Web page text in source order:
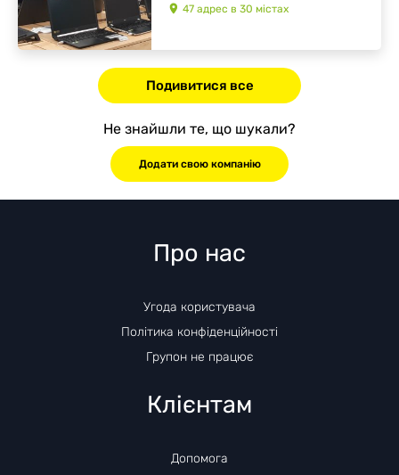
47 адрес в 30 містах
Подивитися все
Не знайшли те, що шукали?
Додати свою компанію
Про нас
Угода користувача
Політика конфіденційності
Групон не працює
Клієнтам
Допомога